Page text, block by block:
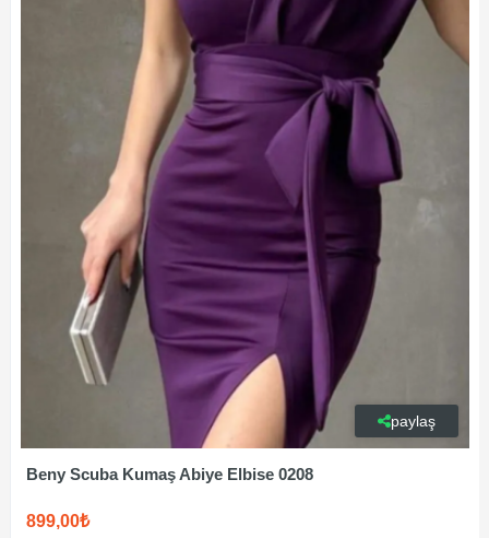
paylaş
Beny Scuba Kumaş Abiye Elbise 0208
899,00₺